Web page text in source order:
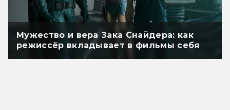
Мужество и вера Зака Снайдера: как
режиссёр вкладывает в фильмы себя